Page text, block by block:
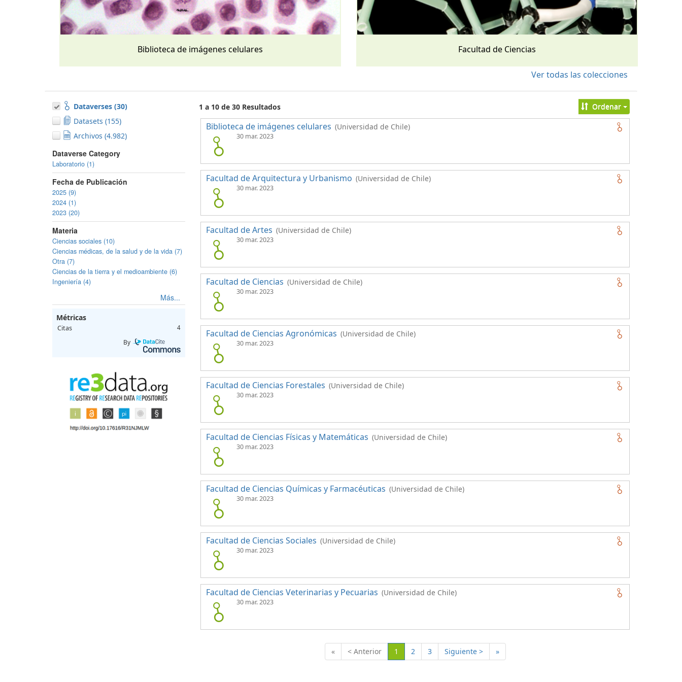
Biblioteca de imágenes celulares Facultad de Ciencias
Ver todas las colecciones
Dataverses (30)
Datasets (155)
Archivos (4.982)
Dataverse Category
Laboratorio (1)
Fecha de Publicación
2025 (9)
2024 (1)
2023 (20)
Materia
Ciencias sociales (10)
Ciencias médicas, de la salud y de la vida (7)
Otra (7)
Ciencias de la tierra y el medioambiente (6)
Ingeniería (4)
Más...
Métricas
Citas 4
By
1 a 10 de 30 Resultados Ordenar
Biblioteca de imágenes celulares (Universidad de Chile)
30 mar. 2023
Facultad de Arquitectura y Urbanismo (Universidad de Chile)
30 mar. 2023
Facultad de Artes (Universidad de Chile)
30 mar. 2023
Facultad de Ciencias (Universidad de Chile)
30 mar. 2023
Facultad de Ciencias Agronómicas (Universidad de Chile)
30 mar. 2023
Facultad de Ciencias Forestales (Universidad de Chile)
30 mar. 2023
Facultad de Ciencias Físicas y Matemáticas (Universidad de Chile)
30 mar. 2023
Facultad de Ciencias Químicas y Farmacéuticas (Universidad de Chile)
30 mar. 2023
Facultad de Ciencias Sociales (Universidad de Chile)
30 mar. 2023
Facultad de Ciencias Veterinarias y Pecuarias (Universidad de Chile)
30 mar. 2023
« < Anterior 1 (Actual)
2 3 Siguiente > »